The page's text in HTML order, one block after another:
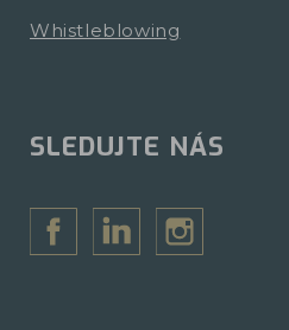
Whistleblowing
SLEDUJTE NÁS